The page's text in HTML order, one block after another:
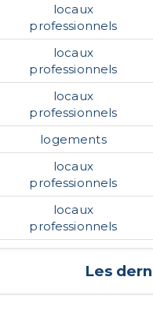
locaux
professionnels
locaux
professionnels
locaux
professionnels
logements
locaux
professionnels
locaux
professionnels
Les